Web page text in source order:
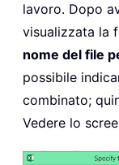
lavoro. Dopo
visualizzata la
nome del file
possibile
combinato;
Vedere lo